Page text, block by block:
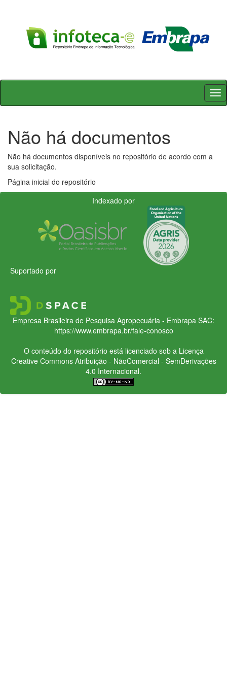
Skip
Não há documentos
Não há documentos disponíveis no repositório de acordo com a
sua solicitação.
Página inicial do repositório
Indexado por
Suportado por
Empresa Brasileira de Pesquisa Agropecuária - Embrapa SAC:
https://www.embrapa.br/fale-conosco
O conteúdo do repositório está licenciado sob a Licença
Creative CommonsAtribuição - NãoComercial - SemDerivações
4.0 Internacional.